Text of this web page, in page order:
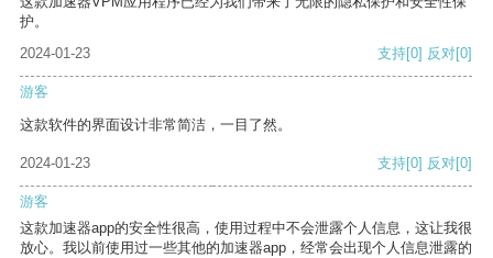
护。
2024-01-23
支持[0] 反对[0]
游客
这款软件的界面设计非常简洁，一目了然。
2024-01-23 支持[0] 反对[0]
游客
这款加速器app的安全性很高，使用过程中不会泄露个人信息，这让我很
放心。我以前使用过一些其他的加速器app，经常会出现个人信息泄露的